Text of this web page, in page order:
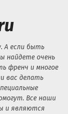
А если быть
найдете очень
френч и многое
вас делать
Все наши
и являются